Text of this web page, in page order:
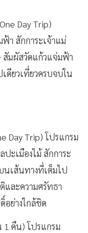
Day Trip)
า สักการะเจ้าแม่
มผัสวัดแก้วแจ่มฟ้า
ดียวเที่ยวครบจบใน
Day Trip) โปรแกรม
ะเมืองไม้ สักการะ
เส้นทางที่เต็มไป
และความศรัทธา
อย่างใกล้ชิด
1 คืน) โปรแกรม